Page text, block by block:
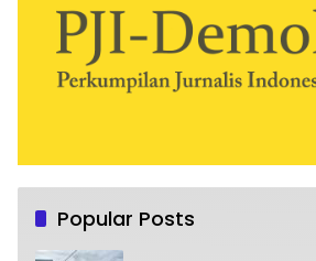
Popular Posts